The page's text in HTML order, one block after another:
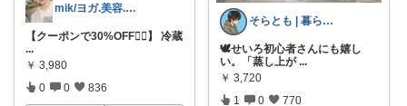
mik/ヨガ.美容.ファッション𓂃.✿
【クーポンで30%OFF❤️‍🔥】 冷蔵
...
￥ 3,980
0 0 836
そらとも | 暮らしItem🕊️朝コレ
🕊️せいろ初心者さんにも嬉し
い。「蒸し上が ...
￥ 3,720
1 0 770